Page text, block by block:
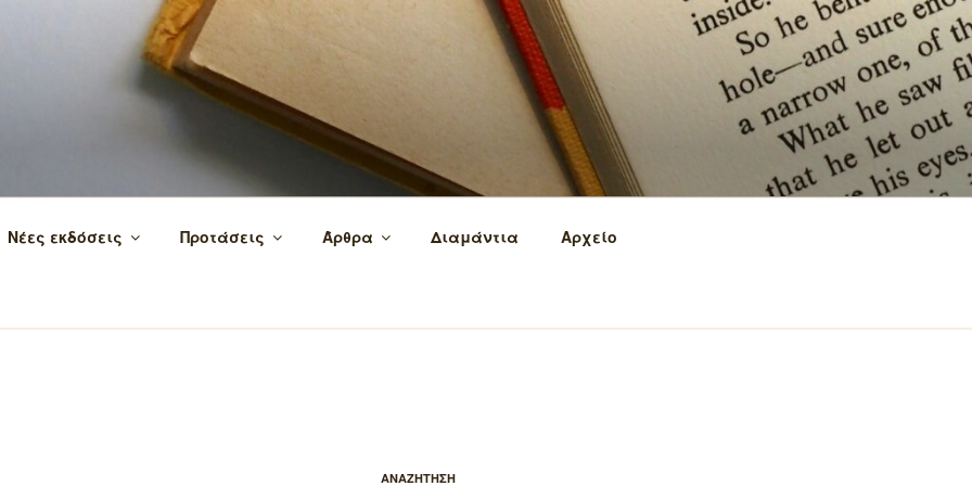
τα βιβλία και τη γνώση!
Νέες εκδόσεις Προτάσεις Άρθρα Διαμάντια Αρχείο
ΑΝΑΖΗΤΗΣΗ